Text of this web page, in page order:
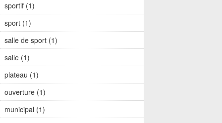
sportif (1)
sport (1)
salle de sport (1)
salle (1)
plateau (1)
ouverture (1)
municipal (1)